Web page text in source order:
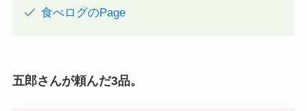
食べログのPage
五郎さんが頼んだ3品。